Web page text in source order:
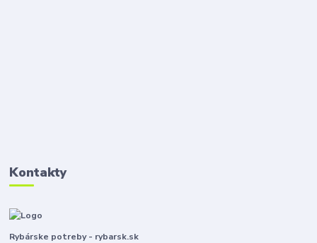
Kontakty
Rybárske potreby - rybarsk.sk